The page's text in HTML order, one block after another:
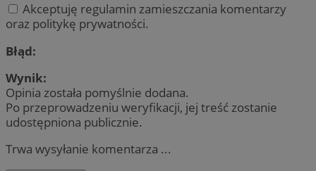
Akceptuję regulamin zamieszczania komentarzy
oraz politykę prywatności.
Błąd:
Wynik:
Opinia została pomyślnie dodana.
Po przeprowadzeniu weryfikacji, jej treść zostanie
udostępniona publicznie.
Trwa wysyłanie komentarza ...